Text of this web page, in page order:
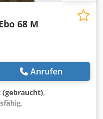
68 M
Anrufen
(gebraucht),
,